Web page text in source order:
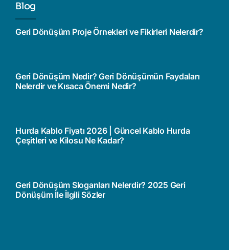
Blog
Geri Dönüşüm Proje Örnekleri ve Fikirleri Nelerdir?
Geri Dönüşüm Nedir? Geri Dönüşümün Faydaları
Nelerdir ve Kısaca Önemi Nedir?
Hurda Kablo Fiyatı 2026 | Güncel Kablo Hurda
Çeşitleri ve Kilosu Ne Kadar?
Geri Dönüşüm Sloganları Nelerdir? 2025 Geri
Dönüşüm İle İlgili Sözler